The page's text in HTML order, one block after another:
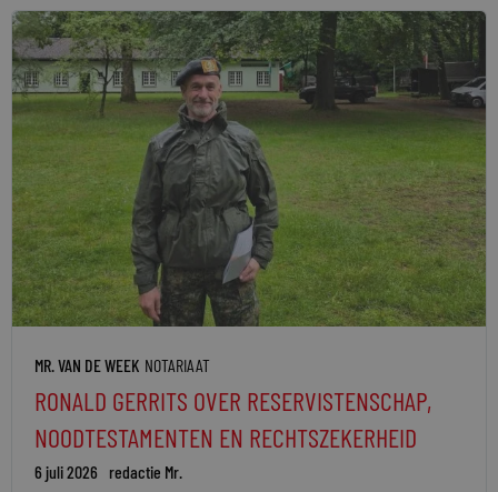
MR. VAN DE WEEK NOTARIAAT
RONALD GERRITS OVER RESERVISTENSCHAP,
NOODTESTAMENTEN EN RECHTSZEKERHEID
6 juli 2026 redactie Mr.